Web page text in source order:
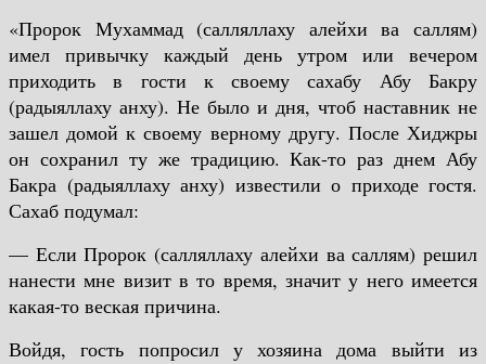
«Пророк Мухаммад (салляллаху алейхи ва саллям)
имел привычку каждый день утром или вечером
приходить в гости к своему сахабу Абу Бакру
(радыяллаху анху). Не было и дня, чтоб наставник не
зашел домой к своему верному другу. После Хиджры
он сохранил ту же традицию. Как-то раз днем Абу
Бакра (радыяллаху анху) известили о приходе гостя.
Сахаб подумал:
— Если Пророк (салляллаху алейхи ва саллям) решил
нанести мне визит в то время, значит у него имеется
какая-то веская причина.
Войдя, гость попросил у хозяина дома выйти из